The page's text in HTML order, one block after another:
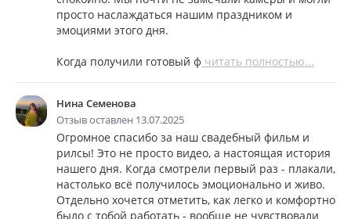
просто наслаждаться нашим праздником и
эмоциями этого дня.
Когда получили готовый ф читать полностью...
Нина Семенова
Отзыв оставлен 13.07.2025
Огромное спасибо за наш свадебный фильм и
рилсы! Это не просто видео, а настоящая история
нашего дня. Когда смотрели первый раз - плакали,
настолько всё получилось эмоционально и живо.
Отдельно хочется отметить, как легко и комфортно
было с тобой работать - вообще не чувствовали